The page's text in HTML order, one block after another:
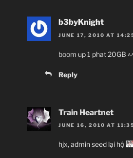
b3byKnight
JUNE 17, 2010 AT
boom up 1 phat 20GB
Reply
Train Heartnet
JUNE 16, 2010 AT
hjx, admin seed lại hộ